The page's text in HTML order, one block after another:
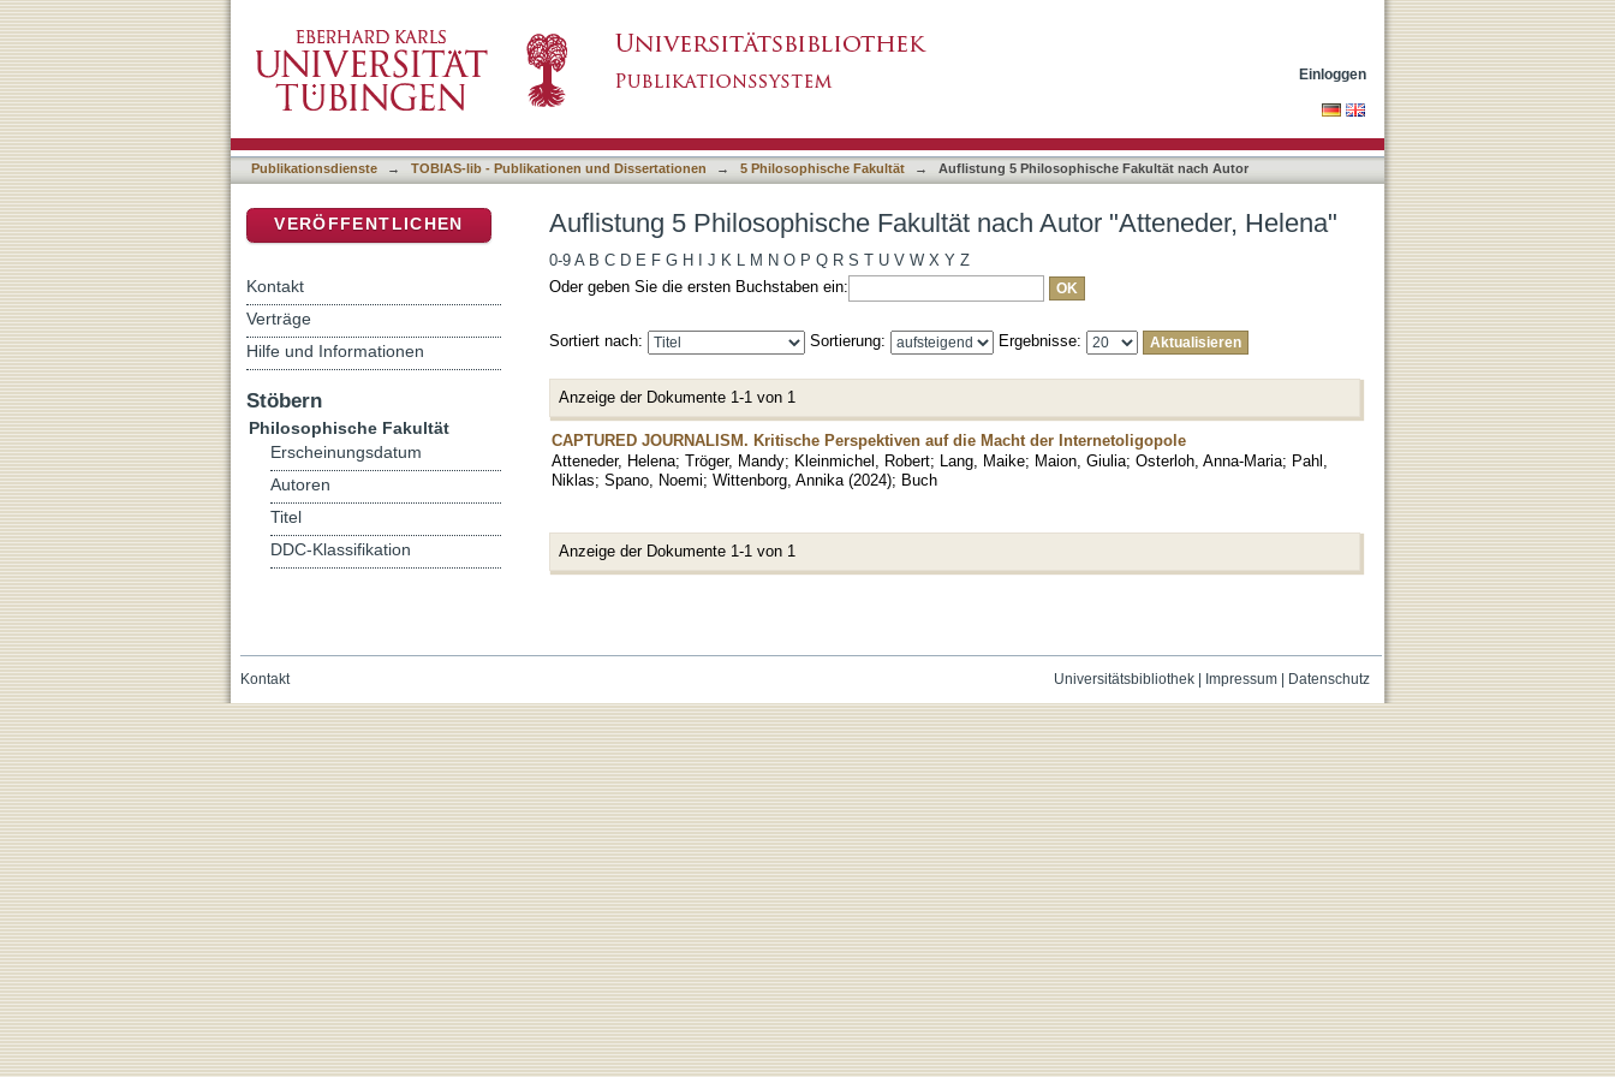
Einloggen
Publikationsdienste → TOBIAS-lib - Publikationen und Dissertationen → 5 Philosophische Fakultät → Auflistung 5 Philosophische Fakultät nach Autor
Auflistung 5 Philosophische Fakultät nach Autor "Atteneder, Helena"
0-9 A B C D E F G H J K L M N O P Q R S T U V W X Y Z
Oder geben Sie die ersten Buchstaben ein:
Sortiert nach: Sortierung: Ergebnisse:
Anzeige der Dokumente 1-1 von 1
CAPTURED JOURNALISM. Kritische Perspektiven auf die Macht der Internetoligopole
Atteneder, Helena; Tröger, Mandy; Kleinmichel, Robert; Lang, Maike; Maion, Giulia; Osterloh, Anna-Maria; Pahl,
Niklas; Spano, Noemi; Wittenborg, Annika (2024); Buch
Anzeige der Dokumente 1-1 von 1
VERÖFFENTLICHEN
Kontakt
Verträge
Hilfe und Informationen
Stöbern
Philosophische Fakultät
Erscheinungsdatum
Autoren
Titel
DDC-Klassifikation
Universitätsbibliothek| Impressum| Datenschutz
Kontakt